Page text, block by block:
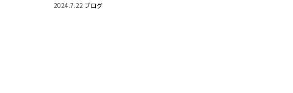
2024.7.22 ブログ